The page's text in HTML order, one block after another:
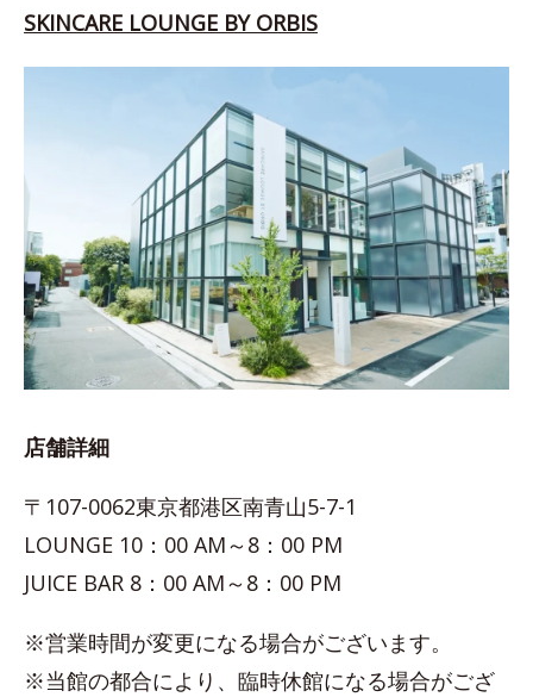
SKINCARE LOUNGE BY ORBIS
店舗詳細
〒107-0062東京都港区南青山5-7-1
LOUNGE 10：00 AM～8：00 PM
JUICE BAR 8：00 AM～8：00 PM
※営業時間が変更になる場合がございます。
※当館の都合により、臨時休館になる場合がござ